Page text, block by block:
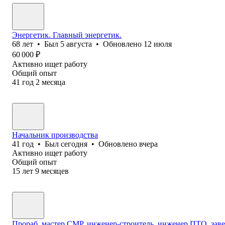
Энергетик. Главный энергетик.
68 лет • Был 5 августа • Обновлено 12 июля
60 000 ₽
Активно ищет работу
Общий опыт
41 год 2 месяца
Начальник производства
41 год • Был сегодня • Обновлено вчера
Активно ищет работу
Общий опыт
15 лет 9 месяцев